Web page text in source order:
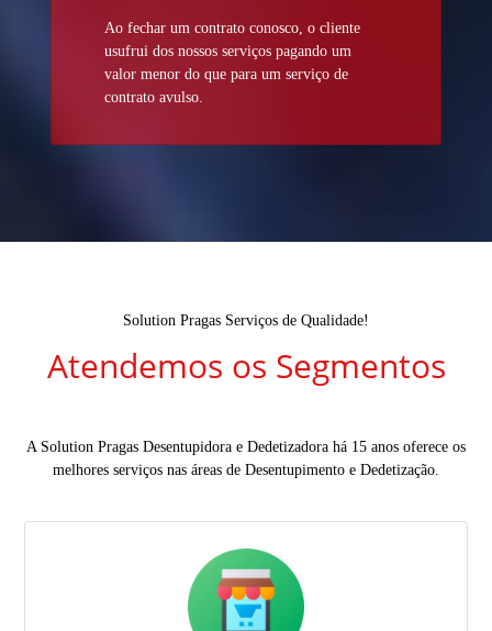
Ao fechar um contrato conosco, o cliente
usufrui dos nossos serviços pagando um
valor menor do que para um serviço de
contrato avulso.
Solution Pragas Serviços de Qualidade!
Atendemos os Segmentos
A Solution Pragas Desentupidora e Dedetizadora há 15 anos oferece os
melhores serviços nas áreas de Desentupimento e Dedetização.